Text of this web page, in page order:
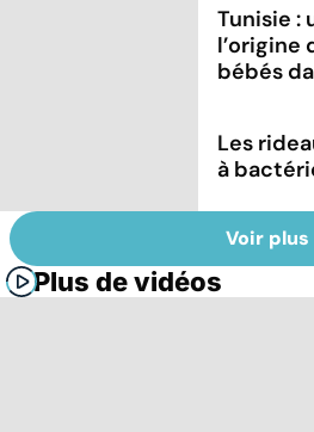
Tunisie :
l’origine
bébés
Les
à
Voir plus
Plus de vidéos